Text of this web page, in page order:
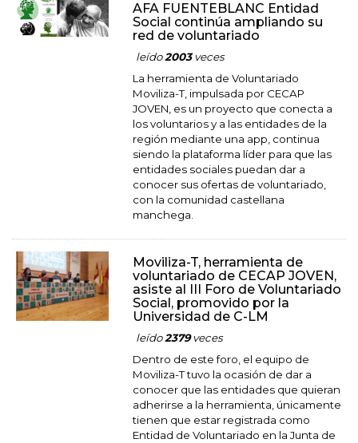
AFA FUENTEBLANC Entidad
Social continúa ampliando su
red de voluntariado
leído2003veces
La herramienta de Voluntariado
Moviliza-T, impulsada por CECAP
JOVEN, es un proyecto que conecta a
los voluntarios y a las entidades de la
región mediante una app, continua
siendo la plataforma líder para que las
entidades sociales puedan dar a
conocer sus ofertas de voluntariado,
con la comunidad castellana
manchega.
Moviliza-T, herramienta de
voluntariado de CECAP JOVEN,
asiste al III Foro de Voluntariado
Social, promovido por la
Universidad de C-LM
leído2379veces
Dentro de este foro, el equipo de
Moviliza-T tuvo la ocasión de dar a
conocer que las entidades que quieran
adherirse a la herramienta, únicamente
tienen que estar registrada como
Entidad de Voluntariado en la Junta de